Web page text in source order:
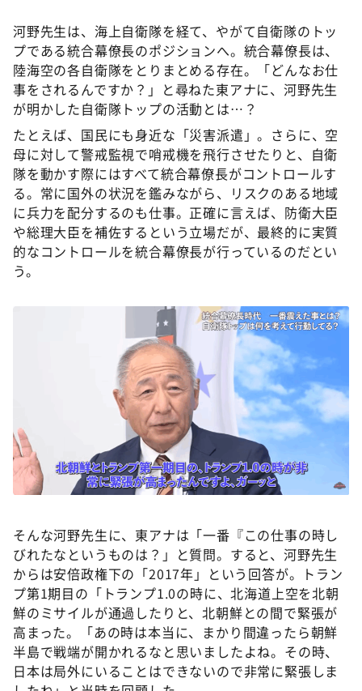
河野先生は、海上自衛隊を経て、やがて自衛隊のトッ
プである統合幕僚長のポジションへ。統合幕僚長は、
陸海空の各自衛隊をとりまとめる存在。「どんなお仕
事をされるんですか？」と尋ねた東アナに、河野先生
が明かした自衛隊トップの活動とは…？
たとえば、国民にも身近な「災害派遣」。さらに、空
母に対して警戒監視で哨戒機を飛行させたりと、自衛
隊を動かす際にはすべて統合幕僚長がコントロールす
る。常に国外の状況を鑑みながら、リスクのある地域
に兵力を配分するのも仕事。正確に言えば、防衛大臣
や総理大臣を補佐するという立場だが、最終的に実質
的なコントロールを統合幕僚長が行っているのだとい
う。
そんな河野先生に、東アナは「一番『この仕事の時し
びれたなというものは？」と質問。すると、河野先生
からは安倍政権下の「2017年」という回答が。トラン
プ第1期目の「トランプ1.0の時に、北海道上空を北朝
鮮のミサイルが通過したりと、北朝鮮との間で緊張が
高まった。「あの時は本当に、まかり間違ったら朝鮮
半島で戦端が開かれるなと思いましたよね。その時、
日本は局外にいることはできないので非常に緊張しま